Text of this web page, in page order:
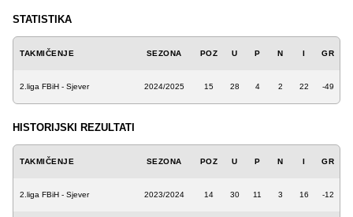
STATISTIKA
TAKMIČENJE SEZONA POZ U P N I GR
2.liga FBiH - Sjever 2024/2025 15 28 4 2 22 -49
HISTORIJSKI REZULTATI
TAKMIČENJE SEZONA POZ U P N I GR
2.liga FBiH - Sjever 2023/2024 14 30 11 3 16 -12